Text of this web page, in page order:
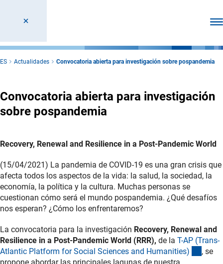
ES Actualidades Convocatoria abierta para investigación sobre pospandemia
Convocatoria abierta para investigación
sobre pospandemia
Recovery, Renewal and Resilience in a Post-Pandemic World
(15/04/2021) La pandemia de COVID-19 es una gran crisis que
afecta todos los aspectos de la vida: la salud, la sociedad, la
economía, la política y la cultura. Muchas personas se
cuestionan cómo será el mundo pospandemia. ¿Qué desafíos
nos esperan? ¿Cómo los enfrentaremos?
La convocatoria para la investigación Recovery, Renewal and
Resilience in a Post-Pandemic World (RRR), de la T-AP (Trans-
Atlantic Platform for Social Sciences and Humanities)
, se
propone abordar las principales lagunas de nuestra